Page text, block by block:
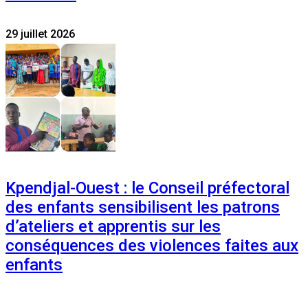
29 juillet 2026
Kpendjal-Ouest : le Conseil préfectoral
des enfants sensibilisent les patrons
d’ateliers et apprentis sur les
conséquences des violences faites aux
enfants